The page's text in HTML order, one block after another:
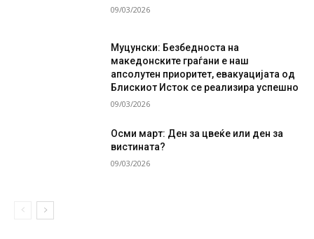
09/03/2026
Муцунски: Безбедноста на
македонските граѓани е наш
апсолутен приоритет, евакуацијата од
Блискиот Исток се реализира успешно
09/03/2026
Осми март: Ден за цвеќе или ден за
вистината?
09/03/2026